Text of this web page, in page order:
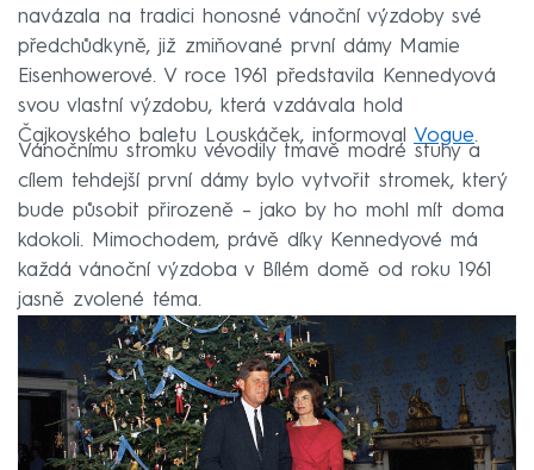
navázala na tradici honosné vánoční výzdoby své
předchůdkyně, již zmiňované první dámy Mamie
Eisenhowerové. V roce 1961 představila Kennedyová
svou vlastní výzdobu, která vzdávala hold
Čajkovského baletu Louskáček, informoval Vogue.
Vánočnímu stromku vévodily tmavě modré stuhy a
cílem tehdejší první dámy bylo vytvořit stromek, který
bude působit přirozeně – jako by ho mohl mít doma
kdokoli. Mimochodem, právě díky Kennedyové má
každá vánoční výzdoba v Bílém domě od roku 1961
jasně zvolené téma.